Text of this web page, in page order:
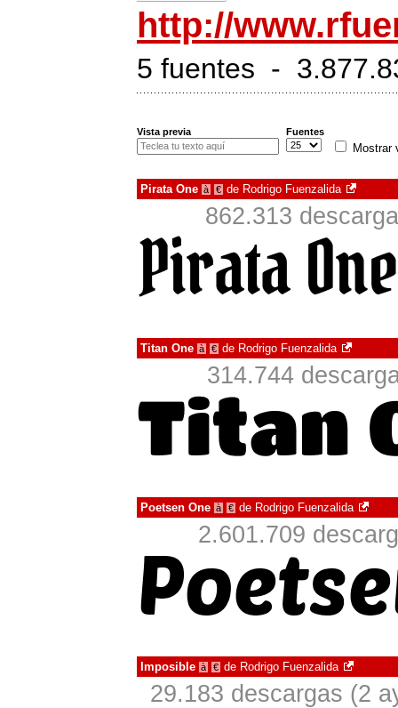
http://
5 fuentes -
Vista previa Fuentes
Mostrar
Pirata One à € de Rodrigo Fuenzalida
862.313
Titan One à € de Rodrigo Fuenzalida
314.744
Poetsen One à € de Rodrigo Fuenzalida
2.601.709
Imposible à € de Rodrigo Fuenzalida
29.183 descargas (2